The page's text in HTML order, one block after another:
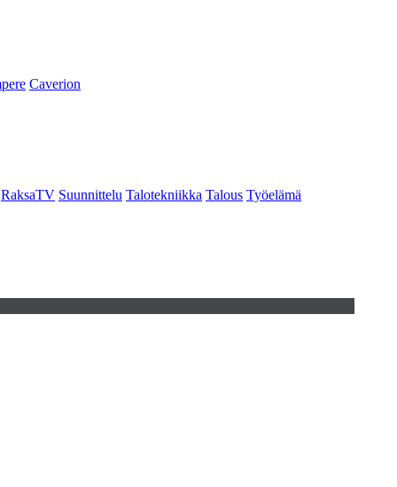
Caverion
RaksaTV Suunnittelu Talotekniikka Talous Työelämä